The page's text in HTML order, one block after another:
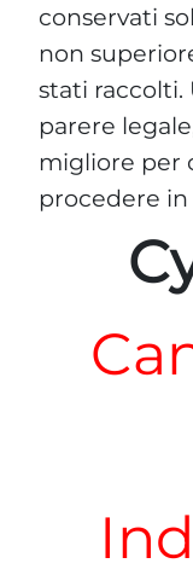
conservati
non
stati raccolti.
parere
migliore per
procedere in